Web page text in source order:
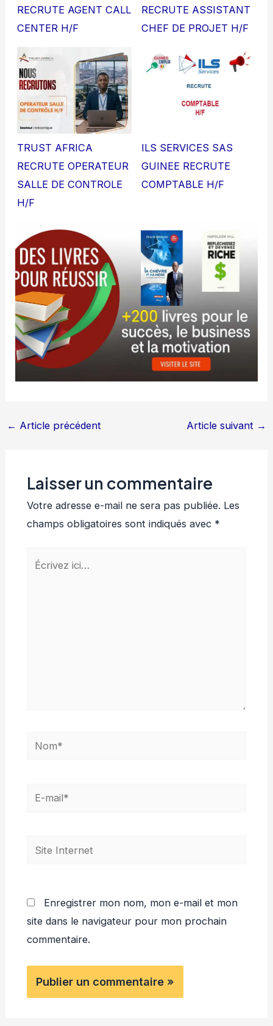
RECRUTE AGENT CALL
CENTER H/F
RECRUTE ASSISTANT
CHEF DE PROJET H/F
TRUST AFRICA
RECRUTE OPERATEUR
SALLE DE CONTROLE
H/F
ILS SERVICES SAS
GUINEE RECRUTE
COMPTABLE H/F
← Article précédent Article suivant →
Laisser un commentaire
Votre adresse e-mail ne sera pas publiée. Les
champs obligatoires sont indiqués avec *
Écrivez
Nom*
E-
Site
Enregistrer mon nom, mon e-mail et mon
site dans le navigateur pour mon prochain
commentaire.